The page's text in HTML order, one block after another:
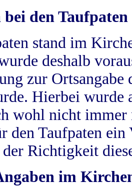
den Taufpaten
stand im
deshalb
zur
Hierbei wurde
wohl nicht
den Taufpaten
Richtigkeit
im